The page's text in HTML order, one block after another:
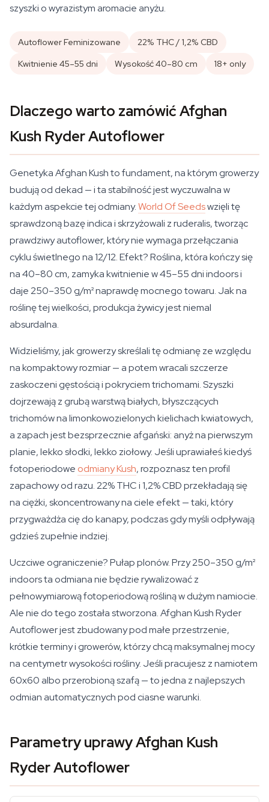
szyszki o wyrazistym aromacie anyżu.
Autoflower Feminizowane
22% THC / 1,2% CBD
Kwitnienie 45–55 dni
Wysokość 40–80 cm 18+ only
Dlaczego warto zamówić Afghan
Kush Ryder Autoflower
Genetyka Afghan Kush to fundament, na którym growerzy
budują od dekad — i ta stabilność jest wyczuwalna w
każdym aspekcie tej odmiany.World Of Seedswzięli tę
sprawdzoną bazę indica i skrzyżowali z ruderalis, tworząc
prawdziwy autoflower, który nie wymaga przełączania
cyklu świetlnego na 12/12. Efekt? Roślina, która kończy się
na 40–80 cm, zamyka kwitnienie w 45–55 dni indoors i
daje 250–350 g/m² naprawdę mocnego towaru. Jak na
roślinę tej wielkości, produkcja żywicy jest niemal
absurdalna.
Widzieliśmy, jak growerzy skreślali tę odmianę ze względu
na kompaktowy rozmiar — a potem wracali szczerze
zaskoczeni gęstością i pokryciem trichomami. Szyszki
dojrzewają z grubą warstwą białych, błyszczących
trichomów na limonkowozielonych kielichach kwiatowych,
a zapach jest bezsprzecznie afgański: anyż na pierwszym
planie, lekko słodki, lekko ziołowy. Jeśli uprawiałeś kiedyś
fotoperiodowe odmiany Kush, rozpoznasz ten profil
zapachowy od razu. 22% THC i 1,2% CBD przekładają się
na ciężki, skoncentrowany na ciele efekt — taki, który
przygważdża cię do kanapy, podczas gdy myśli odpływają
gdzieś zupełnie indziej.
Uczciwe ograniczenie? Pułap plonów. Przy 250–350 g/m²
indoors ta odmiana nie będzie rywalizować z
pełnowymiarową fotoperiodową rośliną w dużym namiocie.
Ale nie do tego została stworzona. Afghan Kush Ryder
Autoflower jest zbudowany pod małe przestrzenie,
krótkie terminy i growerów, którzy chcą maksymalnej mocy
na centymetr wysokości rośliny. Jeśli pracujesz z namiotem
60x60 albo przerobioną szafą — to jedna z najlepszych
odmian automatycznych pod ciasne warunki.
Parametry uprawy Afghan Kush
Ryder Autoflower